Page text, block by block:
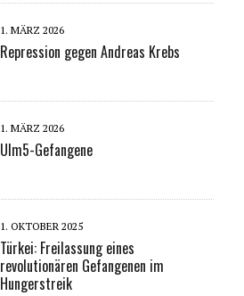
1. MÄRZ 2026
Repression gegen Andreas Krebs
1. MÄRZ 2026
Ulm5-Gefangene
1. OKTOBER 2025
Türkei: Freilassung eines
revolutionären Gefangenen im
Hungerstreik